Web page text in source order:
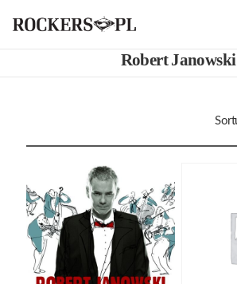
Robert Janowski